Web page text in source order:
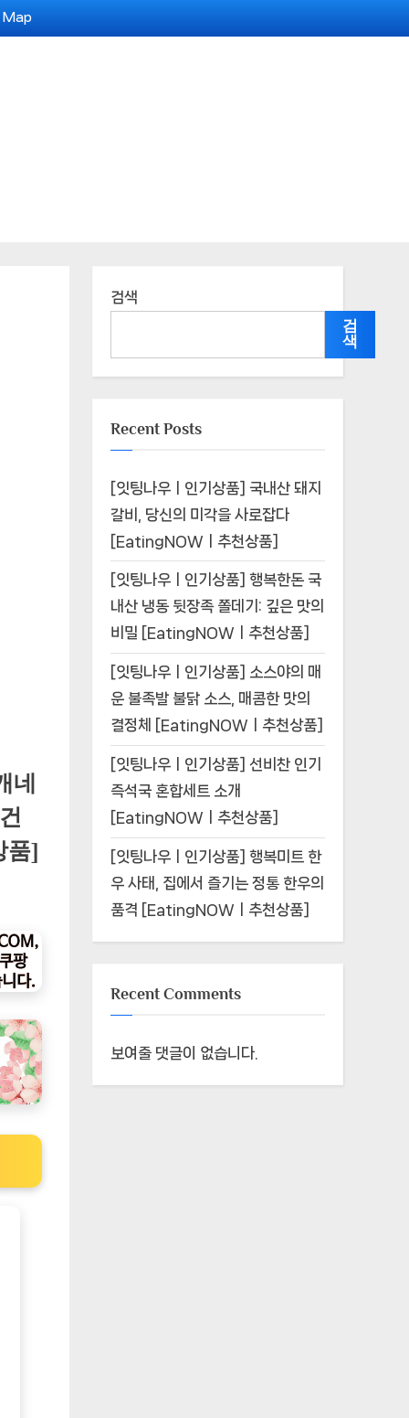
네
품]
검색
검
색
Recent Posts
[잇팅나우ㅣ인기상품] 국내산 돼지
갈비, 당신의 미각을 사로잡다
[EatingNOWㅣ추천상품]
[잇팅나우ㅣ인기상품] 행복한돈 국
내산 냉동 뒷장족 쫄데기: 깊은 맛의
비밀 [EatingNOWㅣ추천상품]
[잇팅나우ㅣ인기상품] 소스야의 매
운 불족발 불닭 소스, 매콤한 맛의
결정체 [EatingNOWㅣ추천상품]
[잇팅나우ㅣ인기상품] 선비찬 인기
즉석국 혼합세트 소개
[EatingNOWㅣ추천상품]
[잇팅나우ㅣ인기상품] 행복미트 한
우 사태, 집에서 즐기는 정통 한우의
품격 [EatingNOWㅣ추천상품]
Recent Comments
보여줄 댓글이 없습니다.